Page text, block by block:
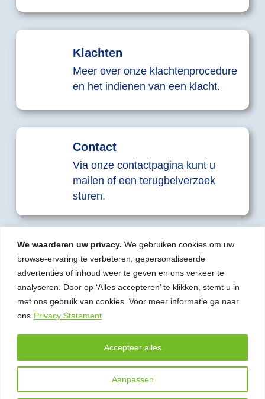
We waarderen uw privacy. We gebruiken cookies om uw
browse-ervaring te verbeteren, gepersonaliseerde
advertenties of inhoud weer te geven en ons verkeer te
analyseren. Door op ‘Alles accepteren’ te klikken, stemt u in
met ons gebruik van cookies. Voor meer informatie ga naar
ons Privacy Statement
Aanpassen
Accepteer alles
Klachten
Meer over onze klachtenprocedure
en het indienen van een klacht.
Contact
Via onze contactpagina kunt u
mailen of een terugbelverzoek
sturen.
© 2026 | Stam gerechtsdeurwaarders – incasso
en juridische dienstverlening
info@stamdeurwaarders.nl